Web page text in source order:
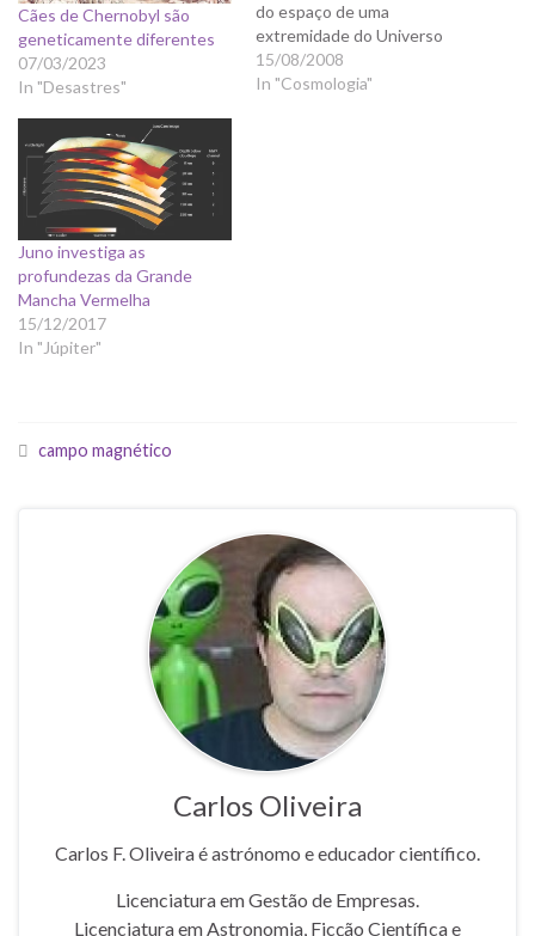
Cães de Chernobyl são
geneticamente diferentes
07/03/2023
In "Desastres"
do espaço de uma
extremidade do Universo
visível para a outra, observa-
se que a radiação de cósmica
15/08/2008
In "Cosmologia"
Juno investiga as
profundezas da Grande
Mancha Vermelha
15/12/2017
In "Júpiter"
campo magnético
Carlos Oliveira
Carlos F. Oliveira é astrónomo e educador científico.
Licenciatura em Gestão de Empresas.
Licenciatura em Astronomia, Ficção Científica e